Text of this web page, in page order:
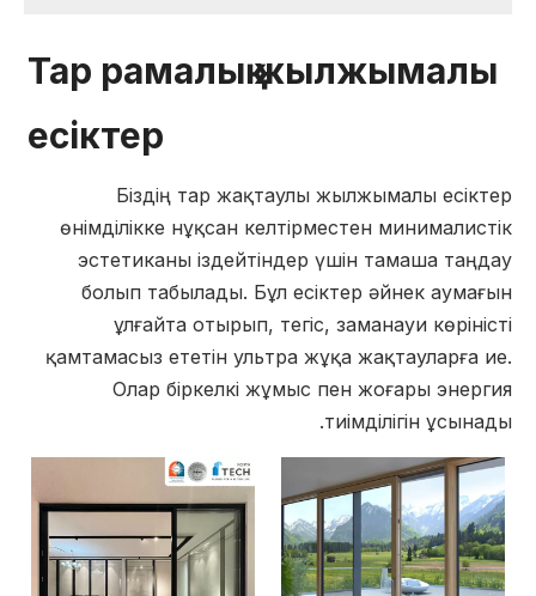
Тар рамалық жылжымалы
есіктер
Біздің тар жақтаулы жылжымалы есіктер
өнімділікке нұқсан келтірместен минималистік
эстетиканы іздейтіндер үшін тамаша таңдау
болып табылады. Бұл есіктер әйнек аумағын
ұлғайта отырып, тегіс, заманауи көріністі
қамтамасыз ететін ультра жұқа жақтауларға ие.
Олар біркелкі жұмыс пен жоғары энергия
тиімділігін ұсынады.